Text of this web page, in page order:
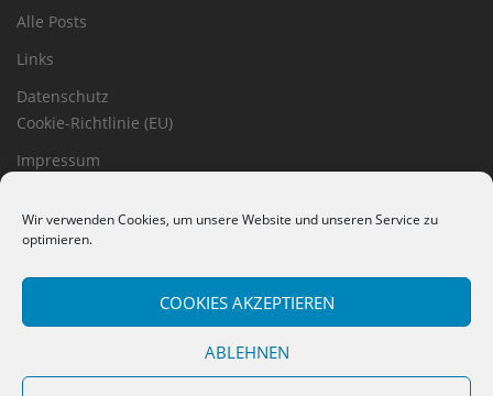
Wir verwenden Cookies, um unsere Website und unseren Service zu
optimieren.
COOKIES AKZEPTIEREN
ABLEHNEN
Alle Posts
Links
Datenschutz
Cookie-Richtlinie (EU)
Impressum